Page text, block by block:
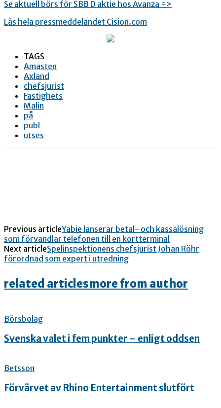
Se aktuell börs för SBB D aktie hos Avanza =>
Läs hela pressmeddelandet Cision.com
TAGS
Amasten
Axland
chefsjurist
Fastighets
Malin
på
publ
utses
Previous articleYabie lanserar betal- och kassalösning
som förvandlar telefonen till en kortterminal
Next articleSpelinspektionens chefsjurist Johan Röhr
förordnad som expert i utredning
related articlesmore from author
Börsbolag
Svenska valet i fem punkter – enligt oddsen
Betsson
Förvärvet av Rhino Entertainment slutfört